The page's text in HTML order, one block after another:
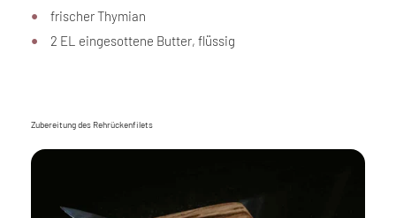
frischer Thymian
2 EL eingesottene Butter, flüssig
Zubereitung des Rehrückenfilets